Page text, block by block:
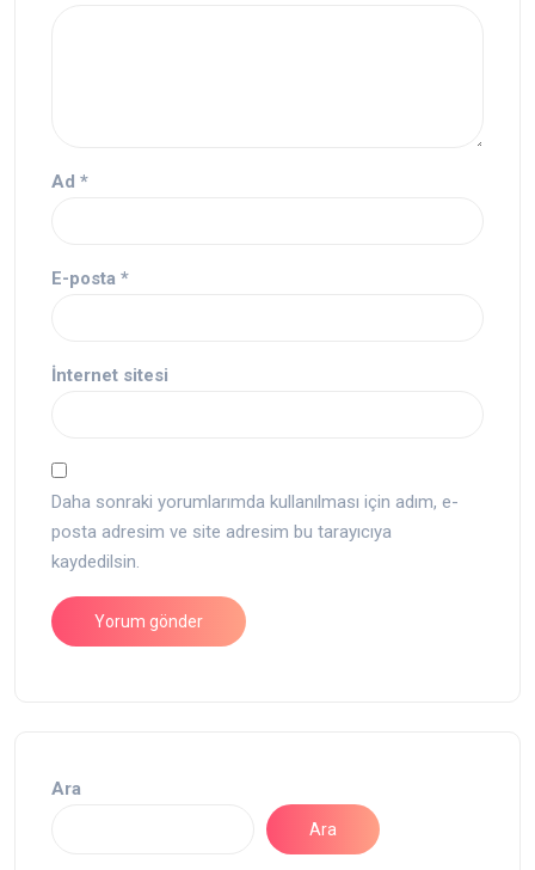
Ad *
E-posta *
İnternet sitesi
Daha sonraki yorumlarımda kullanılması için adım, e-
posta adresim ve site adresim bu tarayıcıya
kaydedilsin.
Ara
Ara